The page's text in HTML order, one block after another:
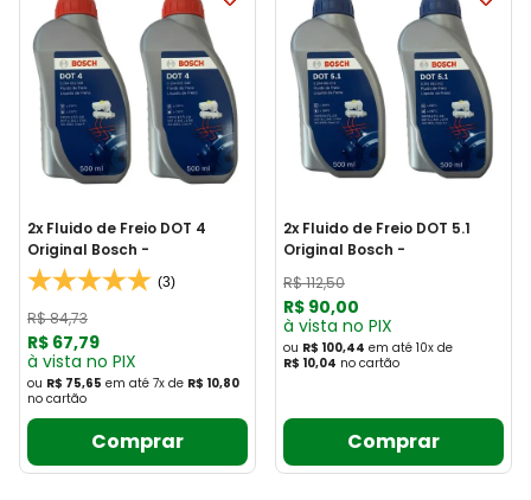
2x Fluido de Freio DOT 4
Original Bosch -
(3)
R$84,73
R$ 67,79
à vista no PIX
ou R$ 75,65 em até 7x de R$ 10,80
no cartão
Comprar
2x Fluido de Freio DOT 5.1
Original Bosch -
R$112,50
R$ 90,00
à vista no PIX
ou R$ 100,44 em até 10x de
R$ 10,04 no cartão
Comprar